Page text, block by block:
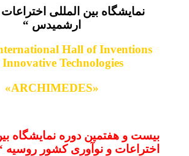
نمایشگاه بین المللی
ارشمیدس “
Hall of Inventions
Technologies
«
ARCHIMEDES
»
بیست و هفتمین دوره نمایشگاه
اختراعات و نوآوری کشور